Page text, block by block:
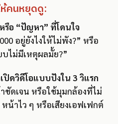
คนหยุดดู:
รือ “ปัญหา” ที่โดนใจ
อยู่ยังไงให้ไม่พัง?” หรือ
ไม่มีเหตุผลมั้ย?”
ปิดวิดีโอแบบปังใน 3 วิแรก
ชัดเจน หรือใช้มุมกล้องที่ไม่
น้าไว ๆ หรือเสียงเอฟเฟกต์